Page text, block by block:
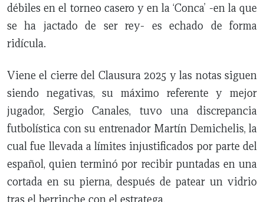
débiles en el torneo casero y en la ‘Conca’ -en la que
se ha jactado de ser rey- es echado de forma
ridícula.
Viene el cierre del Clausura 2025 y las notas siguen
siendo negativas, su máximo referente y mejor
jugador, Sergio Canales, tuvo una discrepancia
futbolística con su entrenador Martín Demichelis, la
cual fue llevada a límites injustificados por parte del
español, quien terminó por recibir puntadas en una
cortada en su pierna, después de patear un vidrio
tras el berrinche con el estratega.